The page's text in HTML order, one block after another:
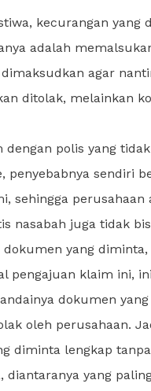
kecurangan yang
adalah
agar
ditolak, melainkan
dengan polis yang
penyebabnya sendiri
sehingga
nasabah juga tidak
yang
pengajuan klaim ini,
dokumen
oleh perusahaan.
diminta lengkap
diantaranya yang